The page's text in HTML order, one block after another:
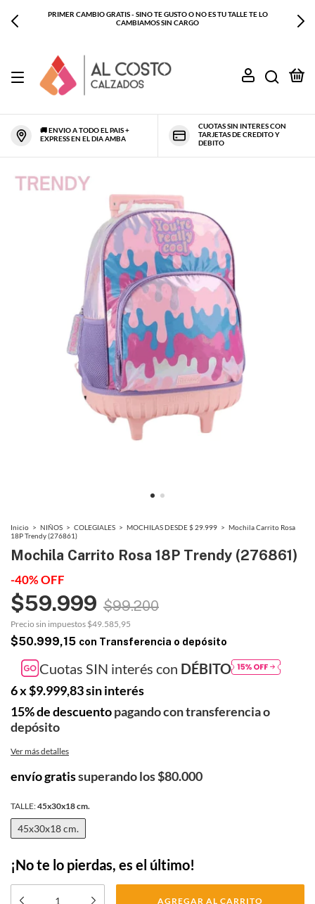
PRIMER CAMBIO GRATIS - SINO TE GUSTO O NO ES TU TALLE TE LO
CAMBIAMOS SIN CARGO
🚚 ENVIO A TODO EL PAIS +
EXPRESS EN EL DIA AMBA
CUOTAS SIN INTERES CON
TARJETAS DE CREDITO Y
DEBITO
Inicio > NIÑOS > COLEGIALES > MOCHILAS DESDE $ 29.999 > Mochila Carrito Rosa
18P Trendy (276861)
Mochila Carrito Rosa 18P Trendy (276861)
-40%OFF
$59.999 $99.200
Precio sin impuestos $49.585,95
$50.999,15 con Transferencia o depósito
Cuotas SIN interés con DÉBITO
6x$9.999,83sin interés
15% de descuentopagando con transferencia o
depósito
Ver más detalles
envío gratissuperando los$80.000
TALLE:45x30x18 cm.
45x30x18 cm.
¡No te lo pierdas, es el último!